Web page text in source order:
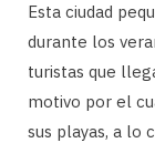
Esta ciudad
durante los
turistas que
motivo por el
sus playas, a lo